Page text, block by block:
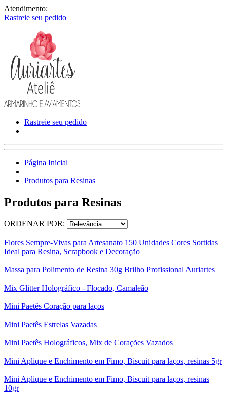
Atendimento:
Rastreie seu pedido
Rastreie seu pedido
Página Inicial
Produtos para Resinas
Produtos para Resinas
ORDENAR POR:
Flores Sempre-Vivas para Artesanato 150 Unidades Cores Sortidas
Ideal para Resina, Scrapbook e Decoração
Massa para Polimento de Resina 30g Brilho Profissional Auriartes
Mix Glitter Holográfico - Flocado, Camaleão
Mini Paetês Coração para laços
Mini Paetês Estrelas Vazadas
Mini Paetês Holográficos, Mix de Corações Vazados
Mini Aplique e Enchimento em Fimo, Biscuit para laços, resinas 5gr
Mini Aplique e Enchimento em Fimo, Biscuit para laços, resinas
10gr